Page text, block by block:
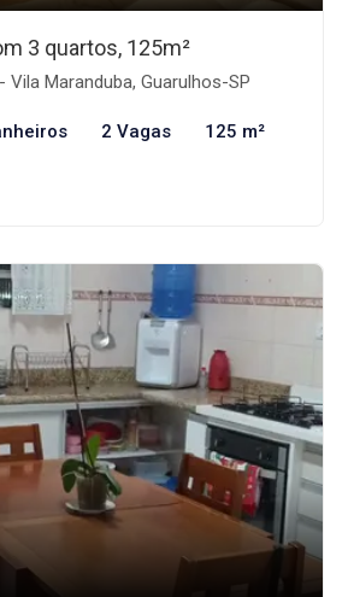
3 quartos, 125m²
Vila Maranduba, Guarulhos-SP
2 Vagas 125 m²